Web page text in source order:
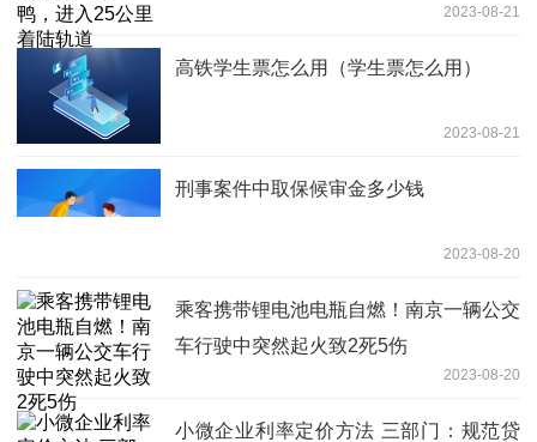
2023-08-21
高铁学生票怎么用（学生票怎么用）
2023-08-21
刑事案件中取保候审金多少钱
2023-08-20
乘客携带锂电池电瓶自燃！南京一辆公交
车行驶中突然起火致2死5伤
2023-08-20
小微企业利率定价方法 三部门：规范贷